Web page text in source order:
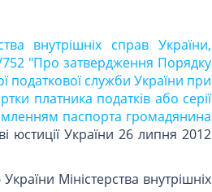
внутрішніх справ України,
752 "Про затвердження Порядку
податкової служби України при
платника податків або серії
паспорта громадянина
юстиції України 26 липня 2012
Міністерства внутрішніх